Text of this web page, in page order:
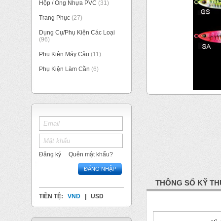
Hộp / Ống Nhựa PVC (31)
Trang Phục (27)
Dụng Cụ/Phụ Kiện Các Loại
(96)
Phụ Kiện Máy Câu (11)
Phụ Kiện Làm Cần (6)
Đăng ký Quên mật khẩu?
ĐĂNG NHẬP
TIỀN TỆ: VND USD
THÔNG SỐ KỸ